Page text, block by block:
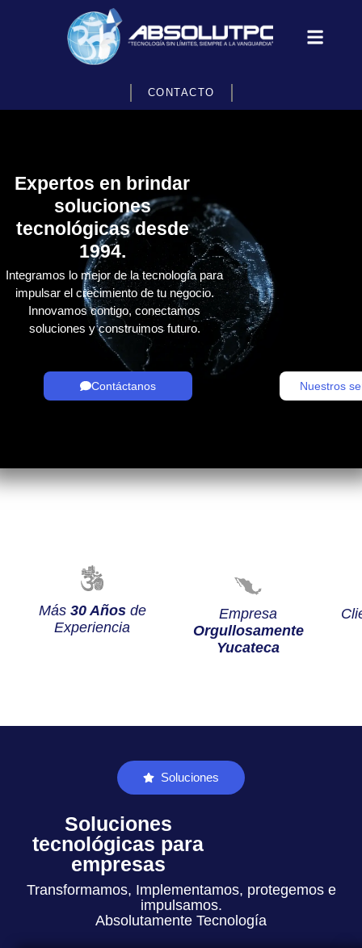
CONTACTO
Expertos en brindar
soluciones
tecnológicas desde
1994.
Integramos lo mejor de la tecnología para
impulsar el crecimiento de tu negocio.
Innovamos contigo, conectamos
soluciones y construimos futuro.
Contáctanos Nuestros
Más 30 Añosde
Experiencia
Empresa
Orgullosamente
Yucateca
Soluciones
Soluciones
tecnológicas para
empresas
Transformamos, Implementamos, protegemos e
impulsamos.
Absolutamente Tecnología